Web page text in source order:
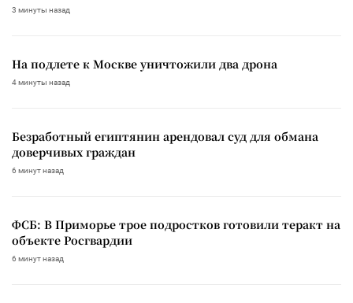
3 минуты назад
На подлете к Москве уничтожили два дрона
4 минуты назад
Безработный египтянин арендовал суд для обмана
доверчивых граждан
6 минут назад
ФСБ: В Приморье трое подростков готовили теракт на
объекте Росгвардии
6 минут назад